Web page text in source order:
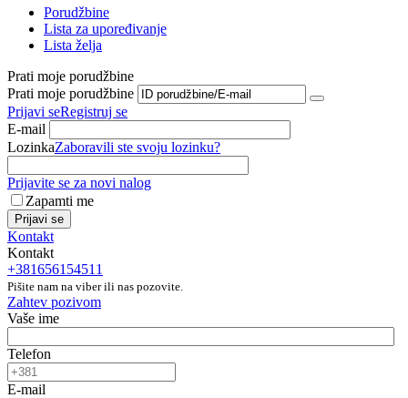
Porudžbine
Lista za upoređivanje
Lista želja
Prati moje porudžbine
Prati moje porudžbine
Prijavi seRegistruj se
E-mail
LozinkaZaboravili ste svoju lozinku?
Prijavite se za novi nalog
Zapamti me
Prijavi se
Kontakt
Kontakt
+381656154511
Pišite nam na viber ili nas pozovite.
Zahtev pozivom
Vaše ime
Telefon
E-mail